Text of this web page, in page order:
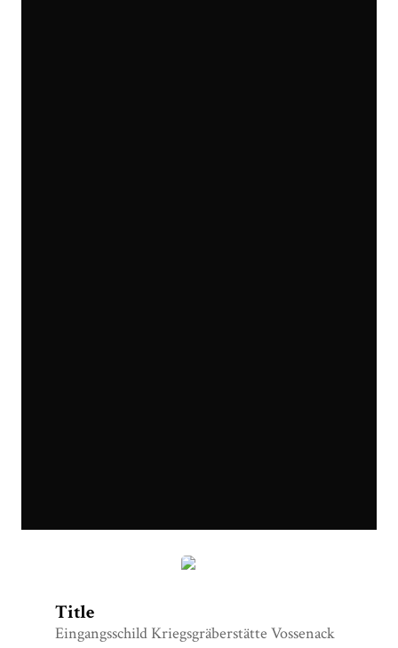
Title
Eingangsschild Kriegsgräberstätte Vossenack